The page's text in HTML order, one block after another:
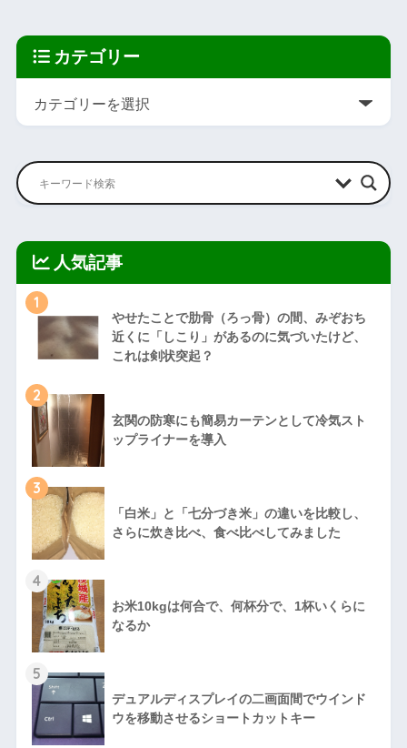
カテゴリー
人気記事
1
やせたことで肋骨（ろっ骨）の間、みぞおち
近くに「しこり」があるのに気づいたけど、
これは剣状突起？
2
玄関の防寒にも簡易カーテンとして冷気スト
ップライナーを導入
3
「白米」と「七分づき米」の違いを比較し、
さらに炊き比べ、食べ比べしてみました
4
お米10kgは何合で、何杯分で、1杯いくらに
なるか
5
デュアルディスプレイの二画面間でウインド
ウを移動させるショートカットキー